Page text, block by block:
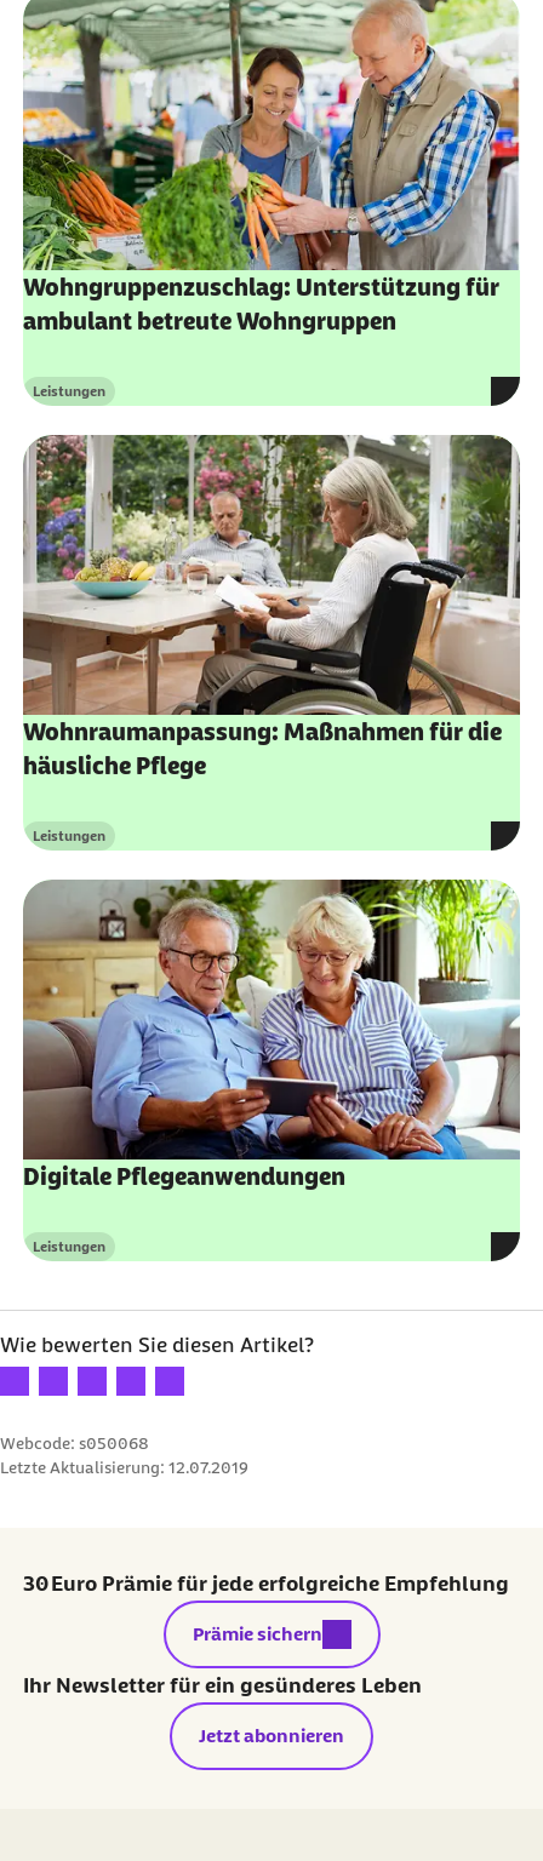
http://www.bmfsfj.de/BMFSFJ/Freiwilliges-
Engagement/mehrgenerationenhaeuser.html
Kompetenznetzwerk Wohnen: Übersicht über
Wohnformen im Alter:Übersicht über
Wohnformen im Alter
Wohngruppenzuschlag: Unterstützung für
ambulant betreute Wohngruppen
Kategorie
Leistungen
Wohnraumanpassung: Maßnahmen für die
häusliche Pflege
Kategorie
Leistungen
Digitale Pflegeanwendungen
Kategorie
Leistungen
Wie bewerten Sie diesen Artikel?
Ihre Bewertung: 1 Stern
Ihre Bewertung: 2 Sterne
Ihre Bewertung: 3 Sterne
Ihre Bewertung: 4 Sterne
Ihre Bewertung: 5 Sterne
Webcode: s050068
Letzte Aktualisierung: 12.07.2019
30 Euro Prämie für jede erfolgreiche Empfehlung
externer Link:
Prämie sichern
Ihr Newsletter für ein gesünderes Leben
Jetzt abonnieren